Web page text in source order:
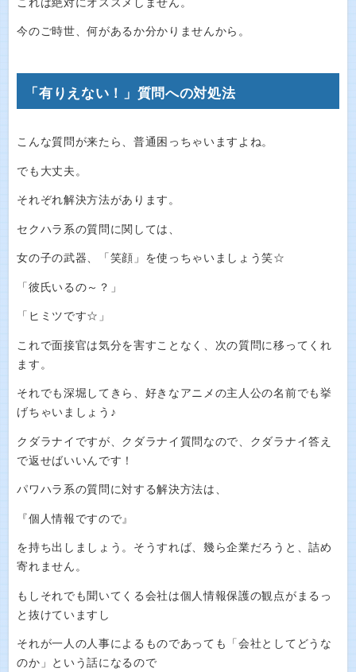
これは絶対にオススメしません。
今のご時世、何があるか分かりませんから。
「有りえない！」質問への対処法
こんな質問が来たら、普通困っちゃいますよね。
でも大丈夫。
それぞれ解決方法があります。
セクハラ系の質問に関しては、
女の子の武器、「笑顔」を使っちゃいましょう笑☆
「彼氏いるの～？」
「ヒミツです☆」
これで面接官は気分を害すことなく、次の質問に移ってくれ
ます。
それでも深堀してきら、好きなアニメの主人公の名前でも挙
げちゃいましょう♪
クダラナイですが、クダラナイ質問なので、クダラナイ答え
で返せばいいんです！
パワハラ系の質問に対する解決方法は、
『個人情報ですので』
を持ち出しましょう。そうすれば、幾ら企業だろうと、詰め
寄れません。
もしそれでも聞いてくる会社は個人情報保護の観点がまるっ
と抜けていますし
それが一人の人事によるものであっても「会社としてどうな
のか」という話になるので